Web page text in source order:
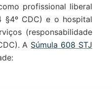
profissional liberal
§4º CDC) e o hospital
(responsabilidade
A Súmula 608 STJ